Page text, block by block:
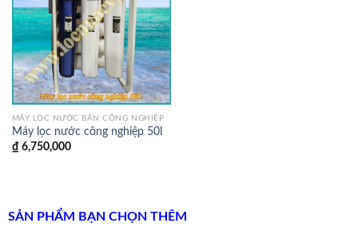
MÁY LỌC NƯỚC BÁN CÔNG NGHIỆP
Máy lọc nước công nghiệp 50l
₫ 6,750,000
SẢN PHẨM BẠN CHỌN THÊM